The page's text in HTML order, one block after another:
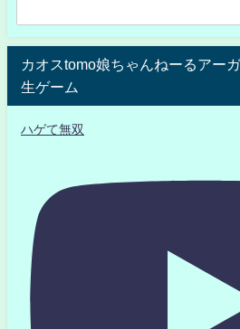
カオスtomo娘ちゃんねーるアー
生ゲーム
ハゲて無双